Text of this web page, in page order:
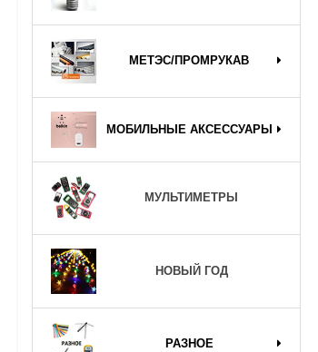
МЕТЭС/ПРОМРУКАВ
МОБИЛЬНЫЕ АКСЕССУАРЫ
МУЛЬТИМЕТРЫ
НОВЫЙ ГОД
РАЗНОЕ